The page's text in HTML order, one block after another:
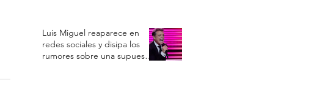
Luis Miguel reaparece en
redes sociales y disipa los
rumores sobre una supuesta